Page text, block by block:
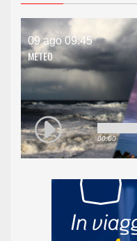
09 ago 09:45
METEO
00:00